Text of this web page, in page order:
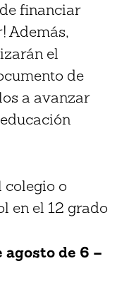
financiar
Además,
el
de
a avanzar
colegio o
en el 12 grado
agosto de 6 –